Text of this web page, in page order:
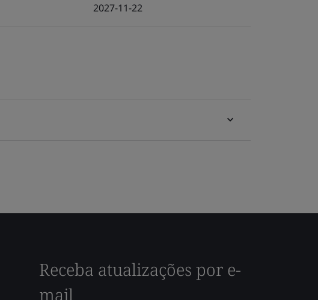
2027-11-22
Receba atualizações por e-
mail